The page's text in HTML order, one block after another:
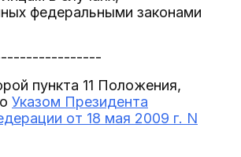
федеральными законами
пункта 11 Положения,
Указом Президента
от 18 мая 2009 г. N